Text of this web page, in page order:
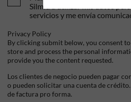
Silmid a utilizar mis datos
servicios y me envía
Privacy Policy
By clicking submit below, you consent
store and process the personal
provide you the content requested.
Los clientes de negocio pueden pagar
o pueden solicitar una cuenta de
de factura pro forma.